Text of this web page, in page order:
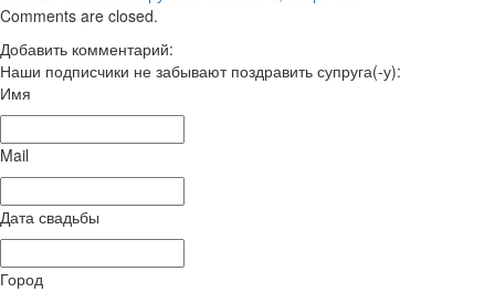
Comments are closed.
Добавить комментарий:
Наши подписчики не забывают поздравить супруга(-у):
Имя
Mail
Дата свадьбы
Город